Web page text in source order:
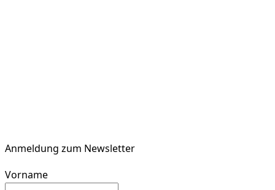
Anmeldung zum Newsletter
Vorname